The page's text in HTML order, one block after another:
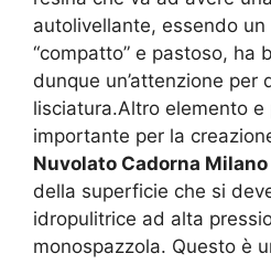
autolivellante, essendo
“compatto” e pastoso, ha
dunque un’attenzione per
lisciatura.Altro elemento e
importante per la
Nuvolato Cadorna Milano
della superficie che si
idropulitrice ad alta
monospazzola. Questo è